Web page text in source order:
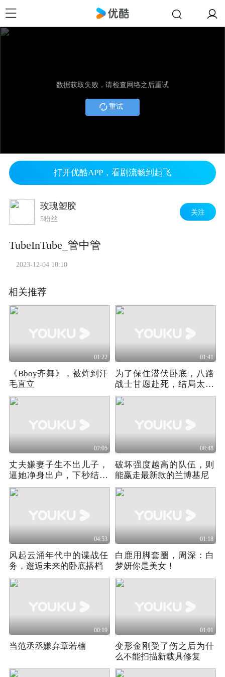
数据获取失败，请检查网络之后重试
重试
打开优酷APP，看剧流畅到起飞
玫瑰塑胶
5粉丝
关注
TubeInTube_管中管
2023-12-04 10:10
相关推荐
01:22
《Bboy齐舞》，被炸到汗
毛直立
01:41
为了保住潜伏卧底，八路
战士甘愿赴死，结局太过
震撼！
07:05
丈夫嫌妻子生不出儿子，
逼她净身出户，下秒结局
意外
08:48
破坏强度越高的队伍，则
能赢走最新款的兰博基尼
04:53
风起云涌年代中的谍战任
务，邂逅未来的卧底搭档
01:18
白鹿用脚套圈，周深：白
梦妍你是美女！
00:19
当范丞丞嫌弃章若楠
01:01
变形金刚受了伤之后为什
么不能扫描新载具修复